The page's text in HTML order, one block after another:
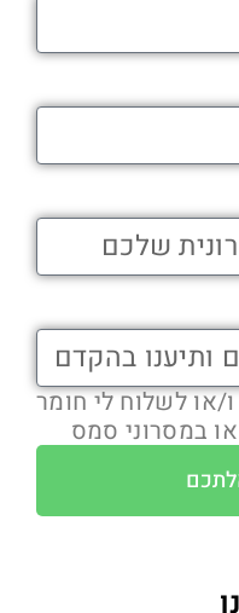
או לשלוח לי חומר
במסרוני סמס